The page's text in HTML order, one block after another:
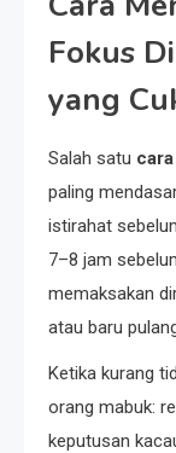
Fokus
yang
Salah satu
paling
istirahat
7–8 jam
memaksakan
atau baru
Ketika kurang
orang mabuk:
keputusan